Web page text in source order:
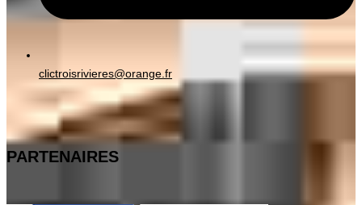
clictroisrivieres@orange.fr
PARTENAIRES